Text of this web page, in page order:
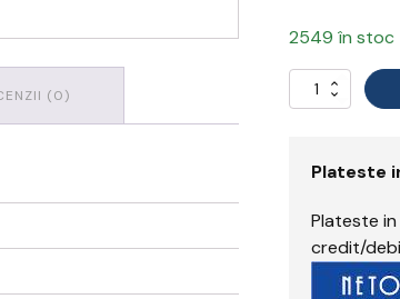
(0)
2549 în stoc
Cantitate
Mască
Plateste
Plateste
credit/